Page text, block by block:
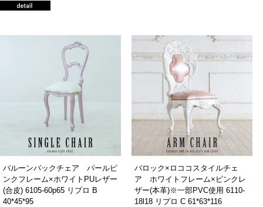
バルーンバックチェア パールピ
ンクフレーム×ホワイトPUレザー
(合皮) 6105-60p65 リプロ B
40*45*95
バロック×ロココスタイルチェ
ア ホワイトフレーム×ピンクレ
ザー(本革)※一部PVC使用 6110-
18l18 リプロ C 61*63*116